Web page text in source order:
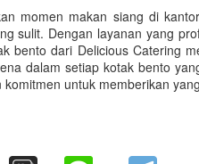
momen makan siang di
sulit. Dengan layanan yang
bento dari Delicious Catering
dalam setiap kotak bento
untuk memberikan